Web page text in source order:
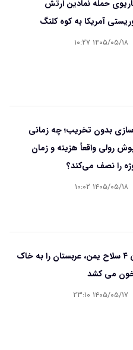
حمله نمادین ارتش
آمریکا به کوه کلنگ
۱۴۰۵/۰۵/۱۸ ۱۰:۲۷
بدون تخریب؛ چه زمانی
رولی واقعاً هزینه و زمان
را نصف می‌کند؟
۱۴۰۵/۰۵/۱۸ ۱۰:۰۲
این ۴ سلاح یمن، عربستان را به خاک
می کشد
۱۴۰۵/۰۵/۱۷ ۲۳:۱۰